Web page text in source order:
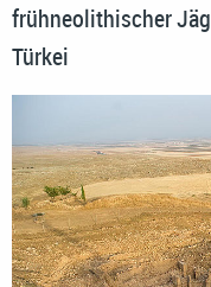
frühneolithischer
Türkei